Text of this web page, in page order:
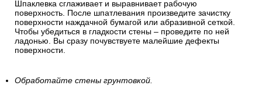
Шпаклевка сглаживает и выравнивает рабочую
поверхность. После шпатлевания произведите зачистку
поверхности наждачной бумагой или абразивной сеткой.
Чтобы убедиться в гладкости стены – проведите по ней
ладонью. Вы сразу почувствуете малейшие дефекты
поверхности.
Обработайте стены грунтовкой.